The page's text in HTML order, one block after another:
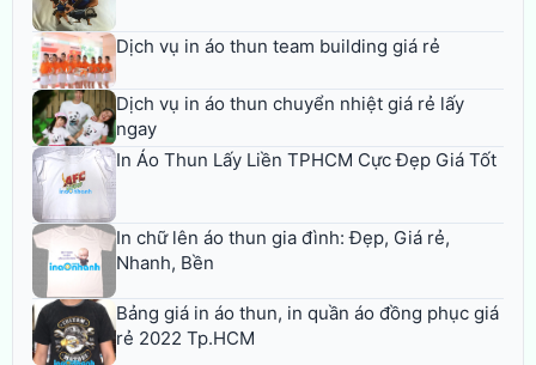
Dịch vụ in áo thun team building giá rẻ
Dịch vụ in áo thun chuyển nhiệt giá rẻ lấy
ngay
In Áo Thun Lấy Liền TPHCM Cực Đẹp Giá Tốt
In chữ lên áo thun gia đình: Đẹp, Giá rẻ,
Nhanh, Bền
Bảng giá in áo thun, in quần áo đồng phục giá
rẻ 2022 Tp.HCM